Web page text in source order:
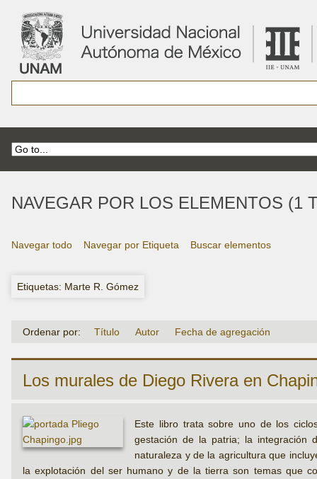
NAVEGAR POR LOS ELEMENTOS (1
Navegar todo Navegar por Etiqueta Buscar elementos
Etiquetas: Marte R. Gómez
Ordenar por: Título Autor Fecha de agregación
Los murales de Diego Rivera en
Este libro trata sobre uno de los
gestación de la patria; la integración
naturaleza y de la agricultura que
la explotación del ser humano y de la tierra son temas que